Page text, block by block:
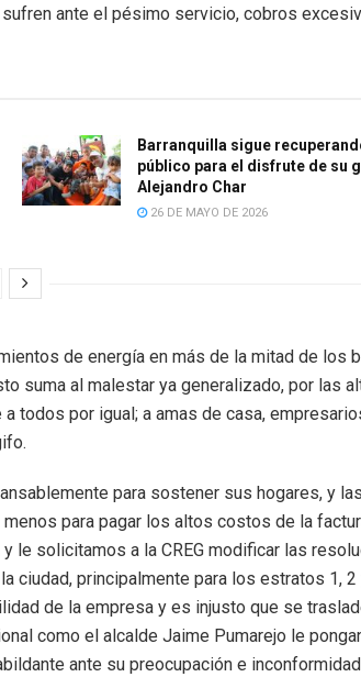
ante el pésimo servicio, cobros
Barranquilla sigue
público para el disfrute de su
Alejandro Char
26 DE MAYO DE 2026
de energía en más de la mitad de los
suma al malestar ya generalizado, por las
todos por igual; a amas de casa,
para sostener sus hogares, y
para pagar los altos costos de la
le solicitamos a la CREG modificar las
ciudad, principalmente para los estratos 1, 2
de la empresa y es injusto que se
como el alcalde Jaime Pumarejo le
ante su preocupación e